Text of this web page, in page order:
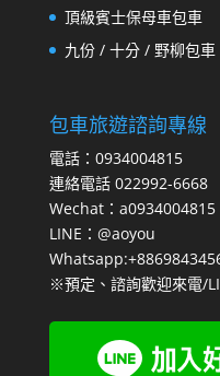
頂級賓士保母車包車
九份 / 十分 / 野柳包車
包車旅遊諮詢專線
電話：0934004815
連絡電話 022992-6668
Wechat：a0934004815
LINE：@aoyou
※預定、諮詢歡迎來電/